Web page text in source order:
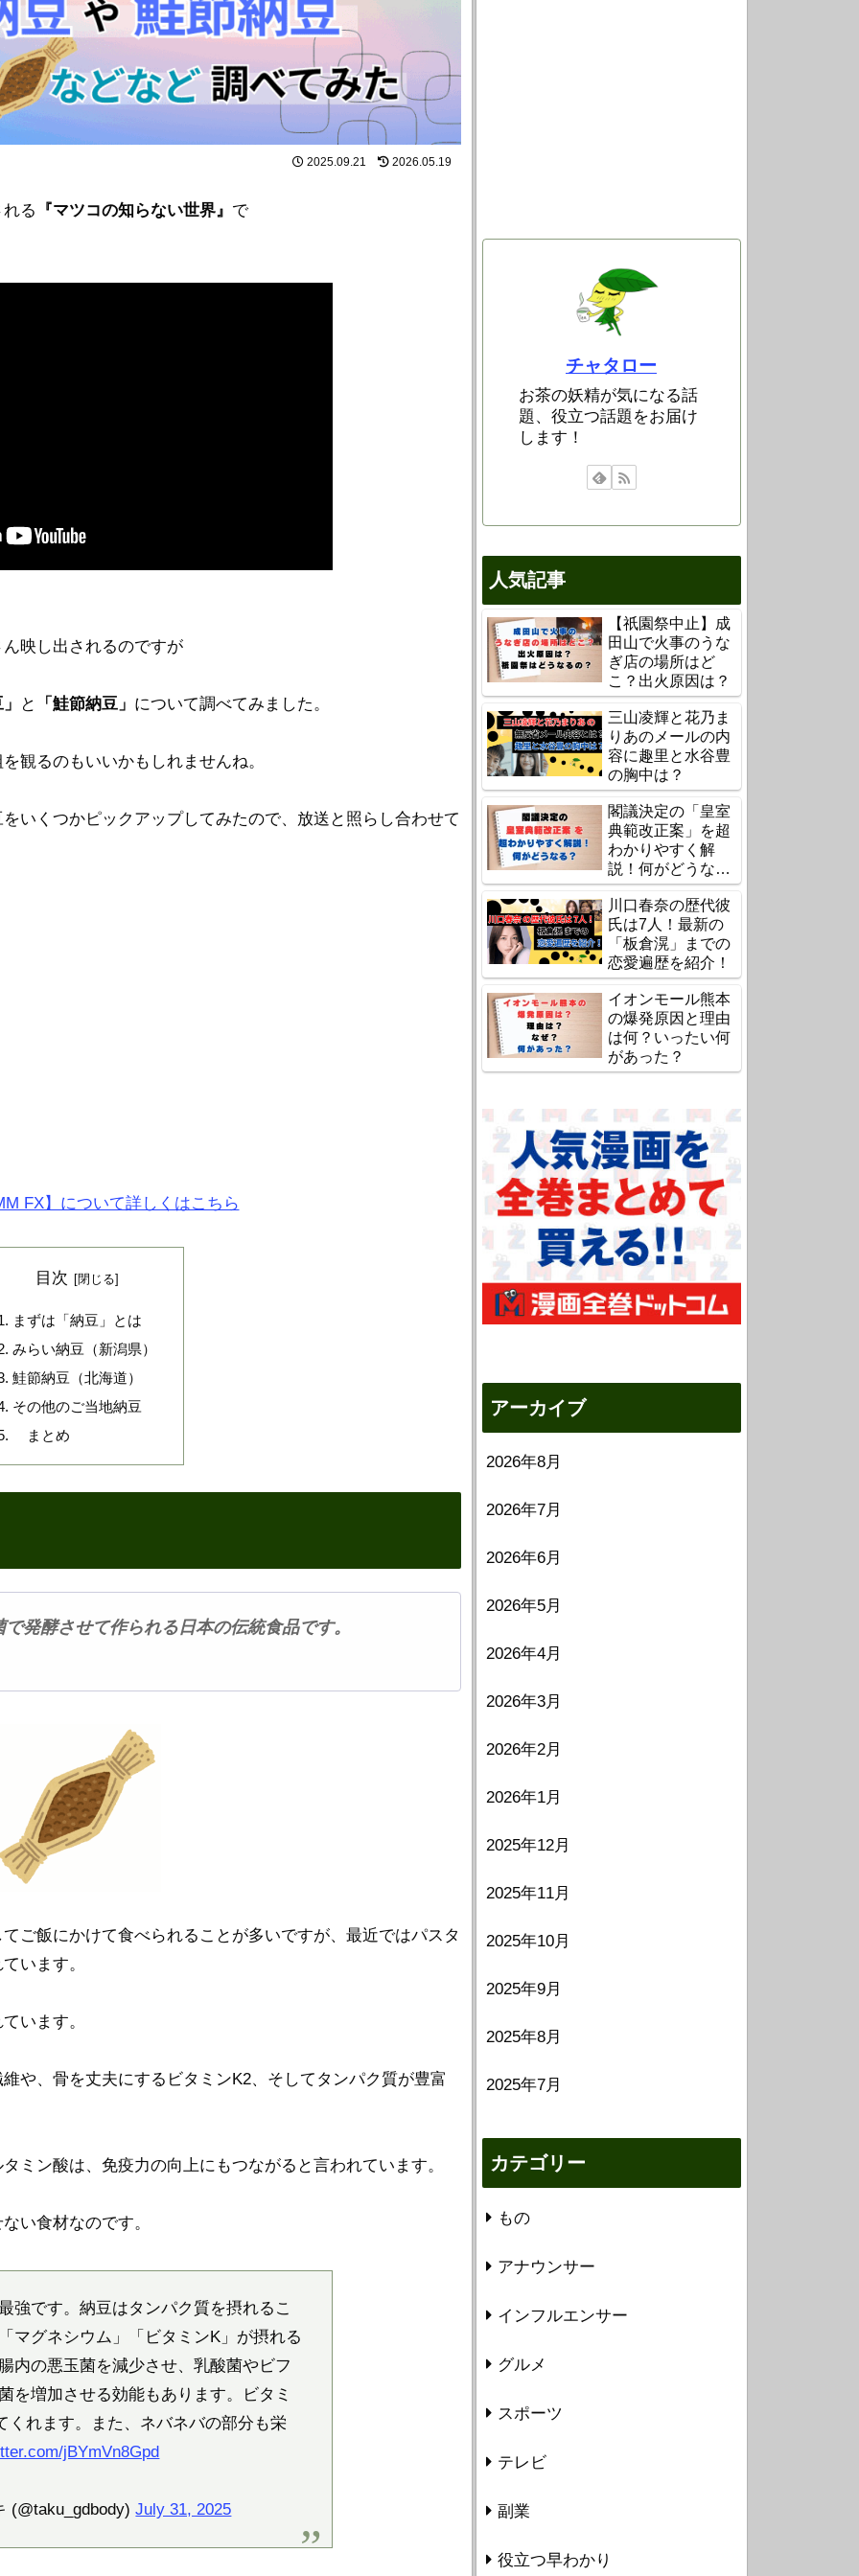
2025.09.21 2026.05.19
る 『マツコの知らない世界』 で
映し出されるのですが
と 「鮭節納豆」 について調べてみました。
観るのもいいかもしれませんね。
いくつかピックアップしてみたので、放送と照らし合わせて
FX】について詳しくはこちら
目次
まずは「納豆」とは
みらい納豆（新潟県）
鮭節納豆（北海道）
その他のご当地納豆
まとめ
発酵させて作られる日本の伝統食品です。
ご飯にかけて食べられることが多いですが、最近ではパスタ
います。
います。
や、骨を丈夫にするビタミンK2、そしてタンパク質が豊富
ミン酸は、免疫力の向上にもつながると言われています。
い食材なのです。
強です。納豆はタンパク質を摂れるこ
マグネシウム」「ビタミンK」が摂れる
内の悪玉菌を減少させ、乳酸菌やビフ
を増加させる効能もあります。ビタミ
くれます。また、ネバネバの部分も栄
jBYmVn8Gpd
(@taku_gdbody)July 31, 2025
チャタロー
お茶の妖精が気になる話
題、役立つ話題をお届け
します！
人気記事
【祇園祭中止】成
田山で火事のうな
ぎ店の場所はど
こ？出火原因は？
三山凌輝と花乃ま
りあのメールの内
容に趣里と水谷豊
の胸中は？
閣議決定の「皇室
典範改正案」を超
わかりやすく解
説！何がどうな
る？
川口春奈の歴代彼
氏は7人！最新の
「板倉滉」までの
恋愛遍歴を紹介！
イオンモール熊本
の爆発原因と理由
は何？いったい何
があった？
アーカイブ
2026年8月
2026年7月
2026年6月
2026年5月
2026年4月
2026年3月
2026年2月
2026年1月
2025年12月
2025年11月
2025年10月
2025年9月
2025年8月
2025年7月
カテゴリー
もの
アナウンサー
インフルエンサー
グルメ
スポーツ
テレビ
副業
役立つ早わかり